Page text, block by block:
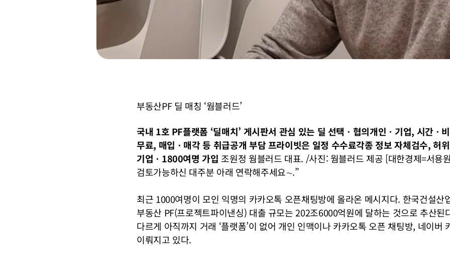
부동산PF 딜 매칭 ‘웜블러드’
국내 1호 PF플랫폼 ‘딜매치’ 게시판서 관심 있는 딜 선택ㆍ협의개인ㆍ기업, 시간ㆍ
무료, 매입ㆍ매각 등 취급공개 부담 프라이빗은 일정 수수료각종 정보 자체검수, 허
기업ㆍ1800여명 가입 조원정 웜블러드 대표. /사진: 웜블러드 제공 [대한경제=서용
검토가능하신 대주분 아래 연락해주세요∼.”
최근 1000여명이 모인 익명의 카카오톡 오픈채팅방에 올라온 메시지다. 한국건설산
부동산 PF(프로젝트파이낸싱) 대출 규모는 202조6000억원에 달하는 것으로 추산된
다르게 아직까지 거래 ‘플랫폼’이 없어 개인 인맥이나 카카오톡 오픈 채팅방, 네이버
이뤄지고 있다.